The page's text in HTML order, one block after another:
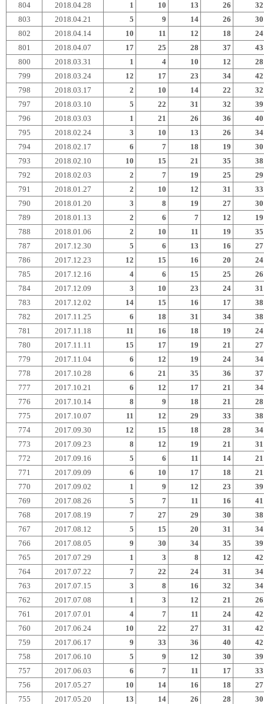
804
2018.04.28 1 10 13 26
32
803
2018.04.21 5 9 14 26
30
802
2018.04.14 10 11 12 18
24
801
2018.04.07 17 25 28 37
43
800
2018.03.31 1 4 10 12
28
799
2018.03.24 12 17 23 34
42
798
2018.03.17 2 10 14 22
32
797
2018.03.10 5 22 31 32
39
796
2018.03.03 1 21 26 36
40
795
2018.02.24 3 10 13 26
34
794
2018.02.17 6 7 18 19
30
793
2018.02.10 10 15 21 35
38
792
2018.02.03 2 7 19 25
29
791
2018.01.27 2 10 12 31
33
790
2018.01.20 3 8 19 27
30
789
2018.01.13 2 6 7 12
19
788
2018.01.06 2 10 11 19
35
787
2017.12.30 5 6 13 16
27
786
2017.12.23 12 15 16 20
24
785
2017.12.16 4 6 15 25
26
784
2017.12.09 3 10 23 24
31
783
2017.12.02 14 15 16 17
38
782
2017.11.25 6 18 31 34
38
781
2017.11.18 11 16 18 19
24
780
2017.11.11 15 17 19 21
27
779
2017.11.04 6 12 19 24
34
778
2017.10.28 6 21 35 36
37
777
2017.10.21 6 12 17 21
34
776
2017.10.14 8 9 18 21
28
775
2017.10.07 11 12 29 33
38
774
2017.09.30 12 15 18 28
34
773
2017.09.23 8 12 19 21
31
772
2017.09.16 5 6 11 14
21
771
2017.09.09 6 10 17 18
21
770
2017.09.02 1 9 12 23
39
769
2017.08.26 5 7 11 16
41
768
2017.08.19 7 27 29 30
38
767
2017.08.12 5 15 20 31
34
766
2017.08.05 9 30 34 35
39
765
2017.07.29 1 3 8 12
42
764
2017.07.22 7 22 24 31
34
763
2017.07.15 3 8 16 32
34
762
2017.07.08 1 3 12 21
26
761
2017.07.01 4 7 11 24
42
760
2017.06.24 10 22 27 31
42
759
2017.06.17 9 33 36 40
42
758
2017.06.10 5 9 12 30
39
757
2017.06.03 6 7 11 17
33
756
2017.05.27 10 14 16 18
27
755
2017.05.20 13 14 26 28
30